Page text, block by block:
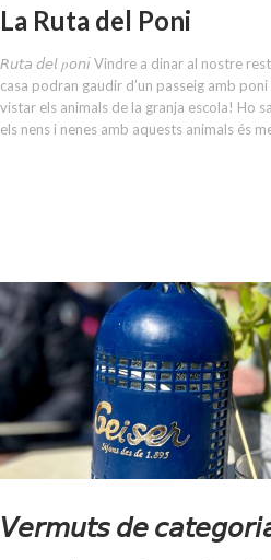
La Ruta del Poni
𝘙𝘶𝘵𝘢 𝘥𝘦𝘭 𝑝𝘰𝘯𝘪 Vindre a dinar al nostre
casa podran gaudir d’un passeig amb
vistar els animals de la granja escola! Ho
els nens i nenes amb aquests animals és
𝘝𝘦𝘳𝘮𝘶𝘵𝘴 𝘥𝘦